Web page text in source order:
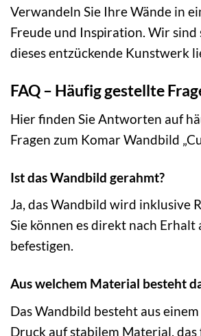
Verwandeln Sie Ihre Wände in
Freude und Inspiration. Wir sind
dieses entzückende Kunstwerk
FAQ – Häufig gestellte
Hier finden Sie Antworten auf
Fragen zum Komar Wandbild
Ist das Wandbild gerahmt?
Ja, das Wandbild wird inklusive
Sie können es direkt nach Erhalt
befestigen.
Aus welchem Material besteht
Das Wandbild besteht aus
Druck auf stabilem Material,